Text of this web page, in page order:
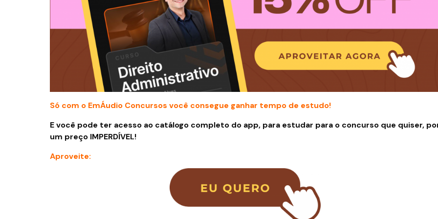
Só com o EmÁudio Concursos você consegue ganhar tempo de estudo!
E você pode ter acesso ao catálogo completo do app, para estudar para o concurso que quiser,
um preço IMPERDÍVEL!
Aproveite: